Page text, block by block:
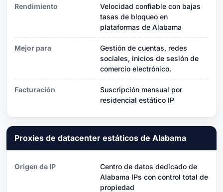
Rendimiento
Velocidad confiable con bajas
tasas de bloqueo en
plataformas de Alabama
Mejor para
Gestión de cuentas, redes
sociales, inicios de sesión de
comercio electrónico.
Facturación
Suscripción mensual por
residencial estático IP
Proxies de datacenter estáticos de Alabama
Origen de IP
Centro de datos dedicado de
Alabama IPs con control total de
propiedad